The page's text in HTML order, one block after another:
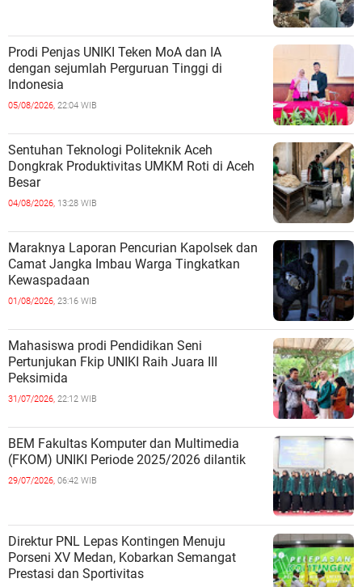
Prodi Penjas UNIKI Teken MoA dan IA
dengan sejumlah Perguruan Tinggi di
Indonesia
05/08/2026, 22:04 WIB
Sentuhan Teknologi Politeknik Aceh
Dongkrak Produktivitas UMKM Roti di Aceh
Besar
04/08/2026, 13:28 WIB
Maraknya Laporan Pencurian Kapolsek dan
Camat Jangka Imbau Warga Tingkatkan
Kewaspadaan
01/08/2026, 23:16 WIB
Mahasiswa prodi Pendidikan Seni
Pertunjukan Fkip UNIKI Raih Juara III
Peksimida
31/07/2026, 22:12 WIB
BEM Fakultas Komputer dan Multimedia
(FKOM) UNIKI Periode 2025/2026 dilantik
29/07/2026, 06:42 WIB
Direktur PNL Lepas Kontingen Menuju
Porseni XV Medan, Kobarkan Semangat
Prestasi dan Sportivitas